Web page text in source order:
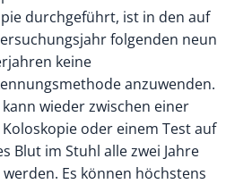
durchgeführt, ist in den auf
folgenden neun
keine
anzuwenden.
wieder zwischen einer
oder einem Test auf
Blut im Stuhl alle zwei Jahre
Es können höchstens